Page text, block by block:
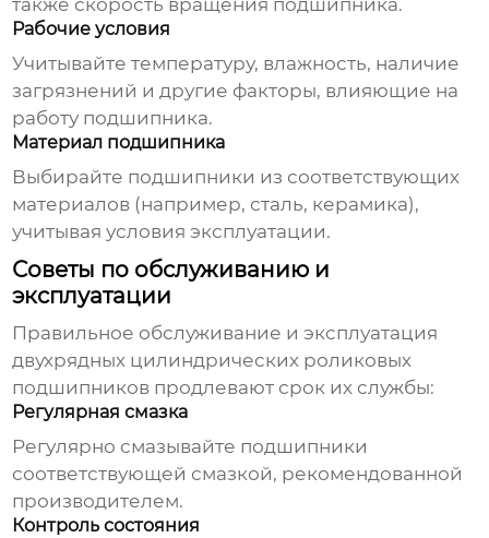
также скорость вращения подшипника.
Рабочие условия
Учитывайте температуру, влажность, наличие
загрязнений и другие факторы, влияющие на
работу подшипника.
Материал подшипника
Выбирайте подшипники из соответствующих
материалов (например, сталь, керамика),
учитывая условия эксплуатации.
Советы по обслуживанию и
эксплуатации
Правильное обслуживание и эксплуатация
двухрядных цилиндрических роликовых
подшипников продлевают срок их службы:
Регулярная смазка
Регулярно смазывайте подшипники
соответствующей смазкой, рекомендованной
производителем.
Контроль состояния